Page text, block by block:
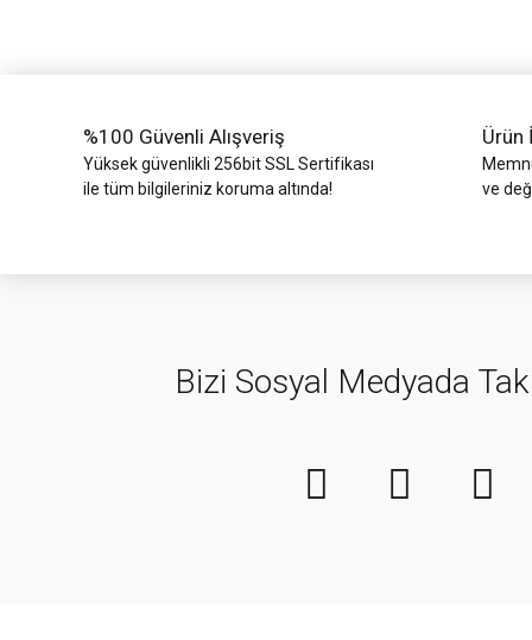
%100 Güvenli Alışveriş
Yüksek güvenlikli 256bit SSL Sertifikası
ile tüm bilgileriniz koruma altında!
Ürün
ve
Bizi Sosyal Medyada